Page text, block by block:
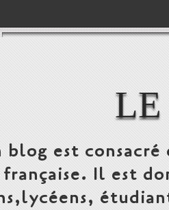
LE
blog est
française. Il est